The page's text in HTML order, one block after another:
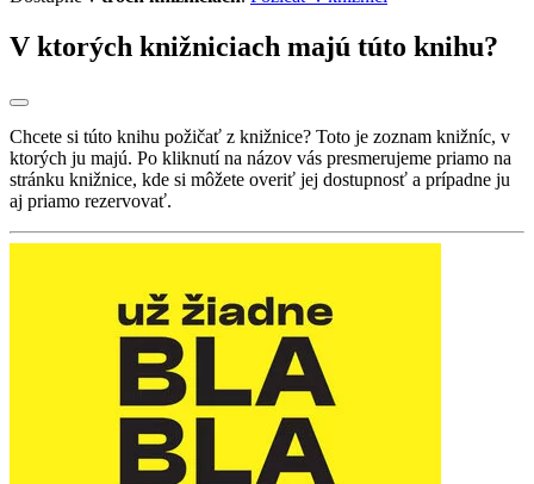
V ktorých knižniciach majú túto knihu?
Chcete si túto knihu požičať z knižnice? Toto je zoznam knižníc, v
ktorých ju majú. Po kliknutí na názov vás presmerujeme priamo na
stránku knižnice, kde si môžete overiť jej dostupnosť a prípadne ju
aj priamo rezervovať.